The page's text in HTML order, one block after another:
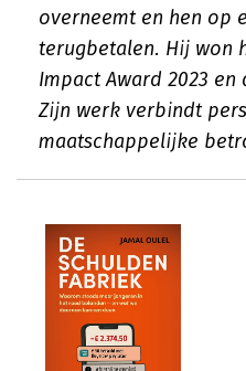
overneemt en hen op
terugbetalen. Hij won
Impact Award 2023
Zijn werk verbindt
maatschappelijke